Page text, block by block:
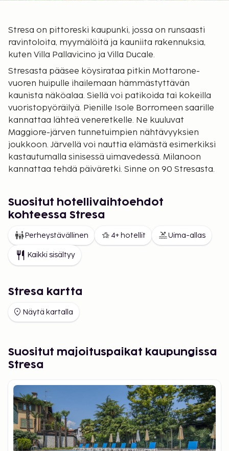
Stresa on pittoreski kaupunki, jossa on runsaasti
ravintoloita, myymälöitä ja kauniita rakennuksia,
kuten Villa Pallavicino ja Villa Ducale.
Stresasta pääsee köysirataa pitkin Mottarone-
vuoren huipulle ihailemaan hämmästyttävän
kaunista näköalaa. Siellä voi patikoida tai kokeilla
vuoristopyöräilyä. Pienille Isole Borromeen saarille
kannattaa lähteä veneretkelle. Ne kuuluvat
Maggiore-järven tunnetuimpien nähtävyyksien
joukkoon. Järvellä voi nauttia elämästä esimerkiksi
kastautumalla sinisessä uimavedessä. Milanoon
kannattaa tehdä päiväretki. Sinne on 90 Stresasta.
Suositut hotellivaihtoehdot
kohteessa Stresa
Perheystävällinen 4+ hotellit Uima-allas
Kaikki sisältyy
Stresa kartta
Näytä kartalla
Suositut majoituspaikat kaupungissa
Stresa